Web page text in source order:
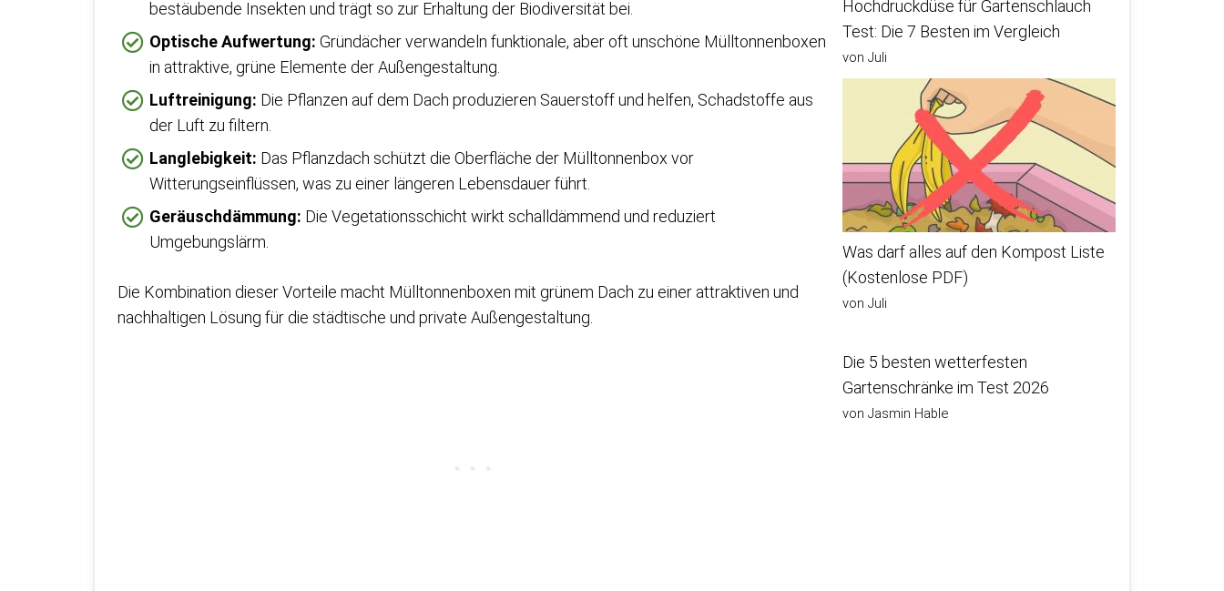
bestäubende Insekten und trägt so zur Erhaltung der Biodiversität bei.
Optische Aufwertung: Gründächer verwandeln funktionale, aber oft unschöne Mülltonnenboxen
in attraktive, grüne Elemente der Außengestaltung.
Luftreinigung: Die Pflanzen auf dem Dach produzieren Sauerstoff und helfen, Schadstoffe aus
der Luft zu filtern.
Langlebigkeit: Das Pflanzdach schützt die Oberfläche der Mülltonnenbox vor
Witterungseinflüssen, was zu einer längeren Lebensdauer führt.
Geräuschdämmung: Die Vegetationsschicht wirkt schalldämmend und reduziert
Umgebungslärm.
Die Kombination dieser Vorteile macht Mülltonnenboxen mit grünem Dach zu einer attraktiven und
nachhaltigen Lösung für die städtische und private Außengestaltung.
Hochdruckdüse für Gartenschlauch
Test: Die 7 Besten im Vergleich
von Juli
Was darf alles auf den Kompost Liste
(Kostenlose PDF)
von Juli
Die 5 besten wetterfesten
Gartenschränke im Test 2026
von Jasmin Hable